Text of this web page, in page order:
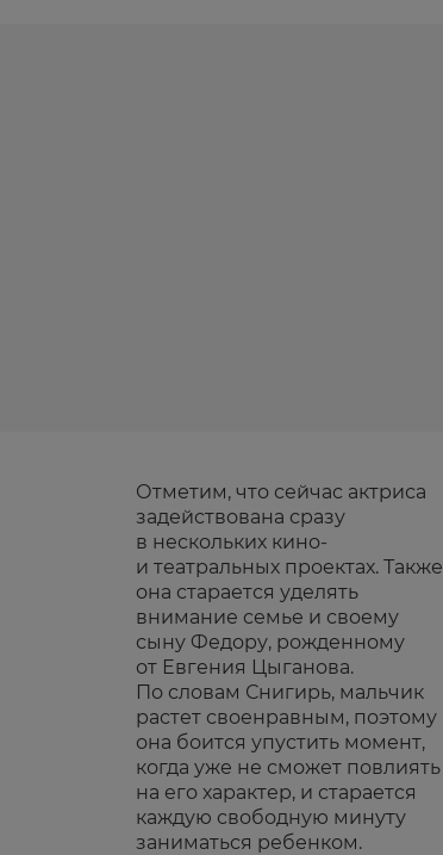
Отметим, что сейчас актриса
задействована сразу
в нескольких кино-
и театральных проектах. Также
она старается уделять
внимание семье и своему
сыну Федору, рожденному
от Евгения Цыганова.
По словам Снигирь, мальчик
растет своенравным, поэтому
она боится упустить момент,
когда уже не сможет повлиять
на его характер, и старается
каждую свободную минуту
заниматься ребенком.